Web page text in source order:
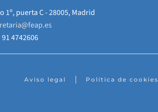
1º, puerta C - 28005, Madrid
91 4742606
Aviso legal Política de cookies